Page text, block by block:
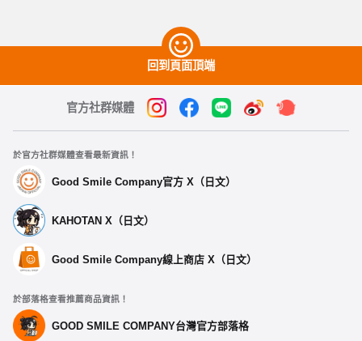
回到頁面頂端
官方社群媒體
於官方社群媒體查看最新資訊！
Good Smile Company官方 X（日文）
KAHOTAN X（日文）
Good Smile Company線上商店 X（日文）
於部落格查看推薦商品資訊！
GOOD SMILE COMPANY台灣官方部落格